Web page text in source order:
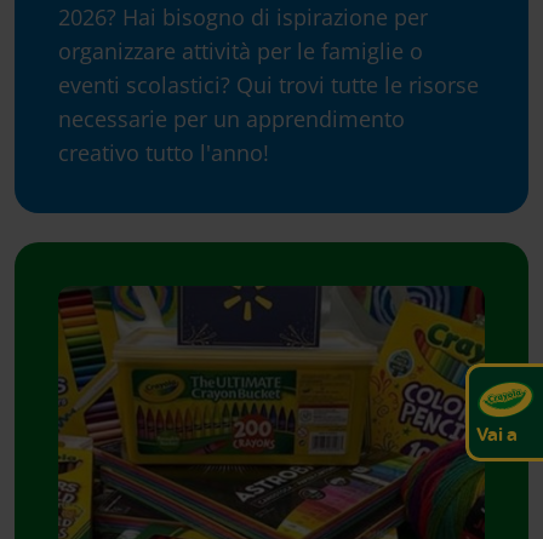
Vai a
2026? Hai bisogno di ispirazione per
organizzare attività per le famiglie o
eventi scolastici? Qui trovi tutte le risorse
necessarie per un apprendimento
creativo tutto l'anno!